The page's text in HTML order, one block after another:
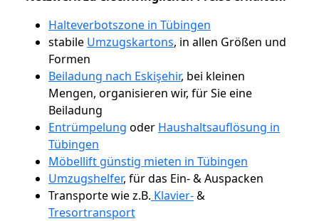
Halteverbotszone in Tübingen
stabile Umzugskartons, in allen Größen und
Formen
Beiladung nach Eskişehir, bei kleinen
Mengen, organisieren wir, für Sie eine
Beiladung
Entrümpelung oder Haushaltsauflösung in
Tübingen
Möbellift günstig mieten in Tübingen
Umzugshelfer, für das Ein- & Auspacken
Transporte wie z.B. Klavier-&
Tresortransport